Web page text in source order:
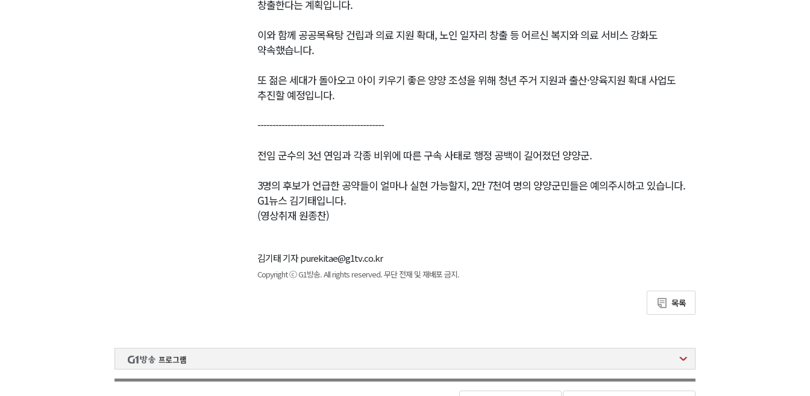
창출한다는 계획입니다.
이와 함께 공공목욕탕 건립과 의료 지원 확대, 노인 일자리 창출 등 어르신 복지와 의료 서비스 강화도
약속했습니다.
또 젊은 세대가 돌아오고 아이 키우기 좋은 양양 조성을 위해 청년 주거 지원과 출산·양육지원 확대 사업도
추진할 예정입니다.
------------------------------------------
전임 군수의 3선 연임과 각종 비위에 따른 구속 사태로 행정 공백이 길어졌던 양양군.
3명의 후보가 언급한 공약들이 얼마나 실현 가능할지, 2만 7천여 명의 양양군민들은 예의주시하고 있습니다.
G1뉴스 김기태입니다.
(영상취재 원종찬)
김기태 기자 purekitae@g1tv.co.kr
Copyright ⓒ G1방송. All rights reserved. 무단 전재 및 재배포 금지.
목록